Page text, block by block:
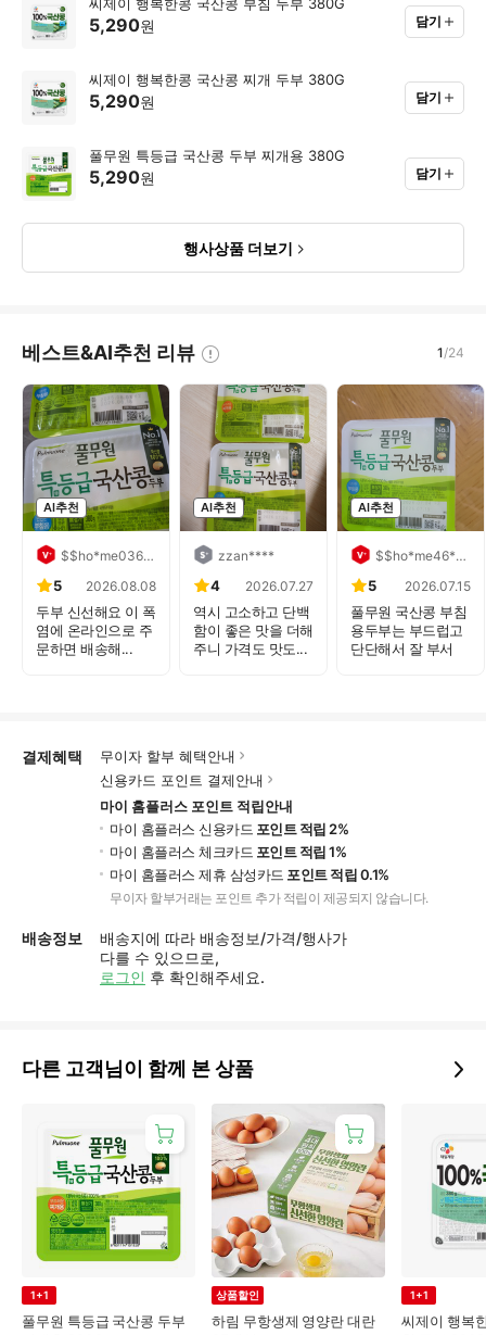
5,290원 담기
씨제이 행복한콩 국산콩 찌개 두부 380G
5,290원 담기
풀무원 특등급 국산콩 두부 찌개용 380G
5,290원 담기
행사상품 더보기
베스트&AI추천 리뷰 1/24
AI추천
$$ho*me03617958****
5 2026.08.08
두부 신선해요 이 폭
염에 온라인으로 주
문하면 배송해...
AI추천
zzan****
4 2026.07.27
역시 고소하고 단백
함이 좋은 맛을 더해
주니 가격도 맛도...
AI추천
$$ho*me46****
5 2026.07.15
풀무원 국산콩 부침
용두부는 부드럽고
단단해서 잘 부서
결제혜택
무이자 할부 혜택안내
신용카드 포인트 결제안내
마이 홈플러스 포인트 적립안내
마이 홈플러스 신용카드 포인트 적립 2%
마이 홈플러스 체크카드 포인트 적립 1%
마이 홈플러스 제휴 삼성카드 포인트 적립 0.1%
무이자 할부거래는 포인트 추가 적립이 제공되지 않습니다.
배송정보
배송지에 따라 배송정보/가격/행사가
다를 수 있으므로,
로그인 후 확인해주세요.
다른 고객님이 함께 본 상품
풀무원 특등급 국산콩 두부
1+1
하림 무항생제 영양란 대란
상품할인
씨제이 행복
1+1